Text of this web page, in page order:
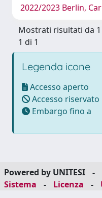
2022/2023 Berlin,
Mostrati risultati da 1
1 di 1
Legenda icone
Accesso aperto
Accesso riservato
Embargo fino a
Powered by UNITESI -
Sistema
- Licenza -